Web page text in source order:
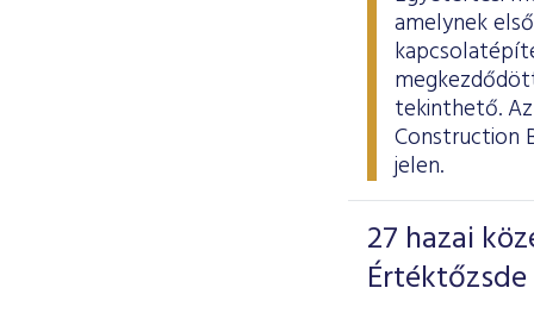
amelynek
tekinthető.
Construction
jelen.
27 hazai